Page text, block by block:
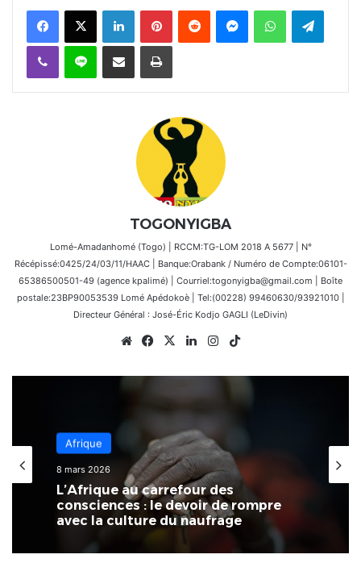
FacebookX Linkedin PinterestReddit MessengerWhatsAppTelegram
Viber Ligne Partager par email Imprimer
TOGONYIGBA
Lomé-Amadanhomé (Togo) | RCCM:TG-LOM 2018 A 5677 | N°
Récépissé:0425/24/03/11/HAAC | Banque:Orabank / Numéro de Compte:06101-
65386500501-49 (agence kpalimé) | Courriel:togonyigba@gmail.com | Boîte
postale:23BP90053539 Lomé Apédokoè | Tel:(00228) 99460630/93921010 |
Directeur Général : José-Éric Kodjo GAGLI (LeDivin)
WebsiteFacebook
X LinkedinInstagram
Afrique
8 mars 2026
L’Afrique au carrefour des
consciences : le devoir de rompre
avec la culture du naufrage